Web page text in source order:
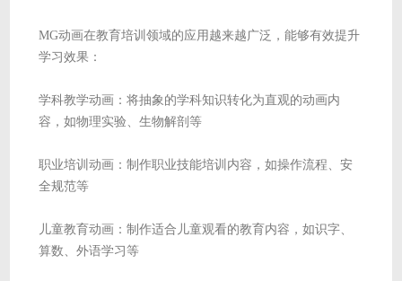
MG动画在教育培训领域的应用越来越广泛，能够有效提升
学习效果：
学科教学动画：将抽象的学科知识转化为直观的动画内
容，如物理实验、生物解剖等
职业培训动画：制作职业技能培训内容，如操作流程、安
全规范等
儿童教育动画：制作适合儿童观看的教育内容，如识字、
算数、外语学习等